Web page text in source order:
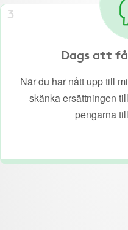
3
Dags att
När du har nått upp till
skänka ersättningen
pengarna